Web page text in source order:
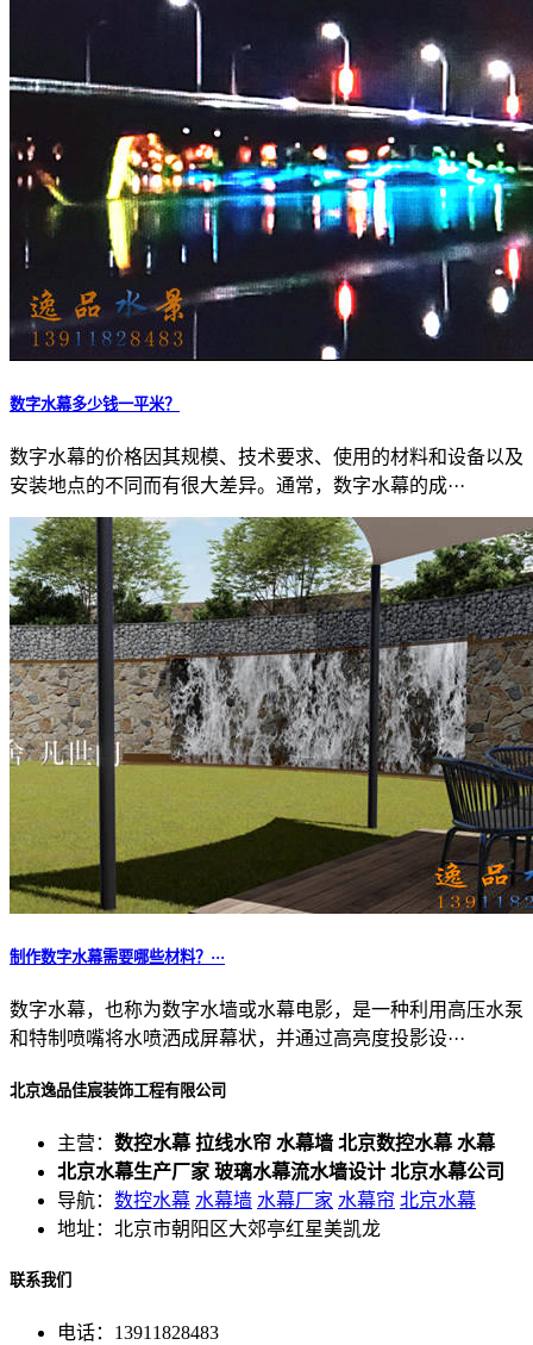
数字水幕多少钱一平米？
数字水幕的价格因其规模、技术要求、使用的材料和设备以及
安装地点的不同而有很大差异。通常，数字水幕的成···
制作数字水幕需要哪些材料？···
数字水幕，也称为数字水墙或水幕电影，是一种利用高压水泵
和特制喷嘴将水喷洒成屏幕状，并通过高亮度投影设···
北京逸品佳宸装饰工程有限公司
主营： 数控水幕 拉线水帘 水幕墙 北京数控水幕 水幕
北京水幕生产厂家 玻璃水幕流水墙设计 北京水幕公司
导航： 数控水幕 水幕墙 水幕厂家 水幕帘 北京水幕
地址：北京市朝阳区大郊亭红星美凯龙
联系我们
电话：13911828483